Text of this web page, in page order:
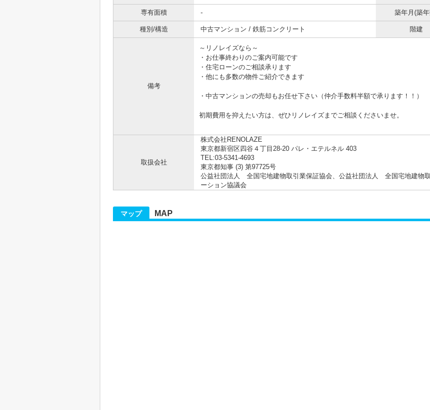
専有面積 - 築年月(築
種別/構造 中古マンション / 鉄筋コンクリート 階建
備考
～リノレイズなら～
・お仕事終わりのご案内可能です
・住宅ローンのご相談承ります
・他にも多数の物件ご紹介できます
・中古マンションの売却もお任せ下さい（仲介手数料半額で承ります！！）
初期費用を抑えたい方は、ぜひリノレイズまでご相談くださいませ。
取扱会社
株式会社RENOLAZE
東京都新宿区四谷４丁目28-20 パレ・エテルネル 403
TEL:03-5341-4693
東京都知事 (3) 第97725号
公益社団法人 全国宅地建物取引業保証協会、公益社団法人 全国宅地建物
ーション協議会
マップ MAP